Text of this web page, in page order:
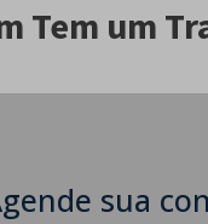
sua
Tem um
tem um